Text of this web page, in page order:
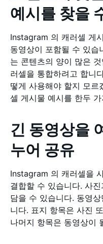
예시를 찾을
Instagram 의 캐러셀 게
동영상이 포함될 수 있습
는 콘텐츠의 양이 많은
러셀을 통합하려고 합니
떻게 사용해야 할지 모르
셀 게시물 예시를 한두
긴 동영상을
누어 공유
Instagram 의 캐러셀을
결합할 수 있습니다. 사
담을 수 있습니다. 동영
니다. 표지 항목은 사진
나머지 항목은 동영상이